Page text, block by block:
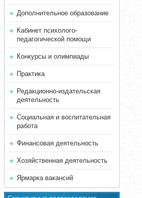
Дополнительное образование
Кабинет психолого-
педагогической помощи
Конкурсы и олимпиады
Практика
Редакционно-издательская
деятельность
Социальная и воспитательная
работа
Финансовая деятельность
Хозяйственная деятельность
Ярмарка вакансий